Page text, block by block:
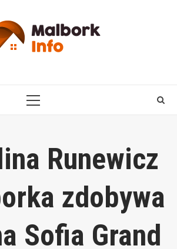
PRIMARY
Runewicz
zdobywa
Sofia Grand